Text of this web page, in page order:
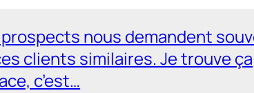
prospects nous demandent
clients similaires. Je trouve ça
c’est…